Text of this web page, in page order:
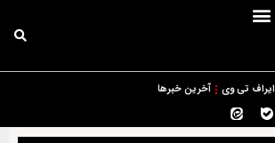
ایراف تی وی آخرین خبرها